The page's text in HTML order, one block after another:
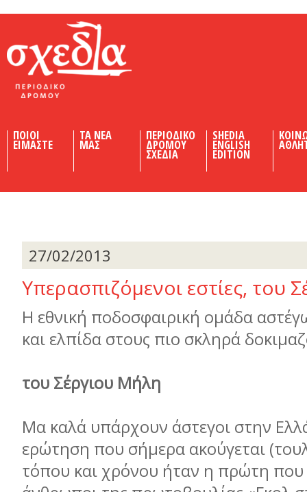
ΠΟΙΟΙ
ΕΙΜΑΣΤΕ
ΤΑ ΝΕΑ
ΜΑΣ
ΠΕΡΙΟΔΙΚΟ
ΔΡΟΜΟΥ
ΣΧΕΔΙΑ
SHEDIA
ENGLISH
EDITION
27/02/2013
Υπερασπιζόμενοι εστίες, του
Η εθνική ποδοσφαιρική ομάδα
και ελπίδα στους πιο σκληρά
του Σέργιου Μήλη
Μα καλά υπάρχουν άστεγοι στην
ερώτηση που σήμερα ακούγεται
τόπου και χρόνου ήταν η πρώτη που